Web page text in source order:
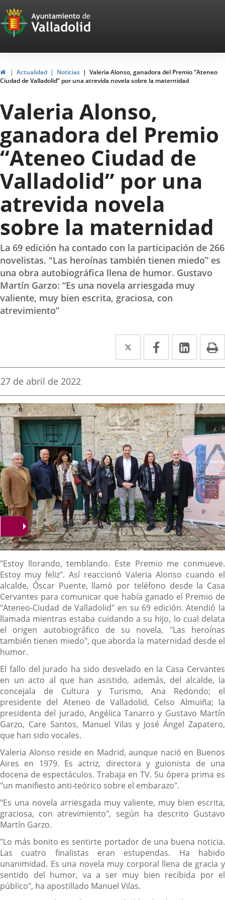
Portal
Web
del
Ayuntamiento
de
Valladolid
InicioActualidad Noticias
Valeria Alonso, ganadora del Premio “Ateneo
Ciudad de Valladolid” por una atrevida novela sobre la maternidad
Valeria Alonso,
ganadora del Premio
“Ateneo Ciudad de
Valladolid” por una
atrevida novela
sobre la maternidad
La 69 edición ha contado con la participación de 266
novelistas. "Las heroínas también tienen miedo” es
una obra autobiográfica llena de humor. Gustavo
Martín Garzo: “Es una novela arriesgada muy
valiente, muy bien escrita, graciosa, con
atrevimiento”
Twitter
Enlace
a
aplicación
externa.
Facebook
Enlace
a
aplicación
externa.
Enlace
a
Fecha
la
noticia
27 de abril de 2022
Descripción
"Estoy llorando, temblando. Este Premio me conmueve.
Estoy muy feliz". Así reaccionó Valeria Alonso cuando el
alcalde, Óscar Puente, llamó por teléfono desde la Casa
Cervantes para comunicar que había ganado el Premio de
"Ateneo-Ciudad de Valladolid" en su 69 edición. Atendió la
llamada mientras estaba cuidando a su hijo, lo cual delata
el origen autobiográfico de su novela, "Las heroínas
también tienen miedo", que aborda la maternidad desde el
humor.
El fallo del jurado ha sido desvelado en la Casa Cervantes
en un acto al que han asistido, además, del alcalde, la
concejala de Cultura y Turismo, Ana Redondo; el
presidente del Ateneo de Valladolid, Celso Almuiña; la
presidenta del jurado, Angélica Tanarro y Gustavo Martín
Garzo, Care Santos, Manuel Vilas y José Ángel Zapatero,
que han sido vocales.
Valeria Alonso reside en Madrid, aunque nació en Buenos
Aires en 1979. Es actriz, directora y guionista de una
docena de espectáculos. Trabaja en TV. Su ópera prima es
"un manifiesto anti-teórico sobre el embarazo".
"Es una novela arriesgada muy valiente, muy bien escrita,
graciosa, con atrevimiento", según ha descrito Gustavo
Martín Garzo.
"Lo más bonito es sentirte portador de una buena noticia.
Las cuatro finalistas eran estupendas. Ha habido
unanimidad. Es una novela muy corporal llena de gracia y
sentido del humor, va a ser muy bien recibida por el
público", ha apostillado Manuel Vilas.